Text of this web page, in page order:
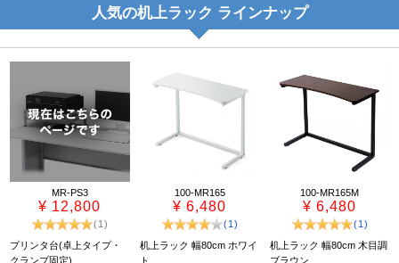
人気の机上ラック ラインナップ
MR-PS3
¥ 12,800
(1)
プリンタ台(卓上タイプ・
クランプ固定)
100-MR165
¥ 6,480
(1)
机上ラック 幅80cm ホワイ
ト
100-MR165M
¥ 6,480
(1)
机上ラック 幅80cm 木目調
ブラウン